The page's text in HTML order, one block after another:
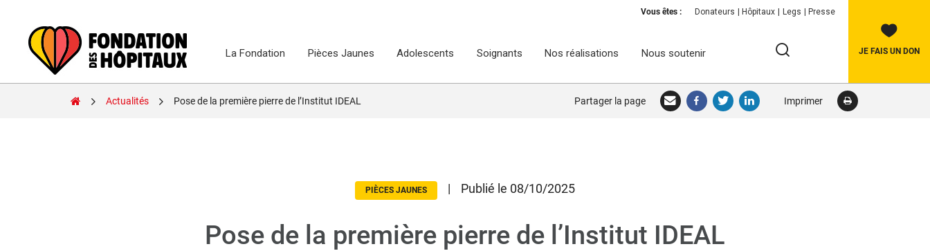
Vous êtes : Donateurs Hôpitaux Legs Presse
La Fondation Pièces Jaunes Adolescents Soignants Nos réalisations Nous soutenir
RECHERCHER
JE FAIS UN DON
Actualités Pose de la première pierre de l’Institut IDEAL Partager la page Imprimer
PIÈCES JAUNES | Publié le 08/10/2025
Pose de la première pierre de l’Institut IDEAL